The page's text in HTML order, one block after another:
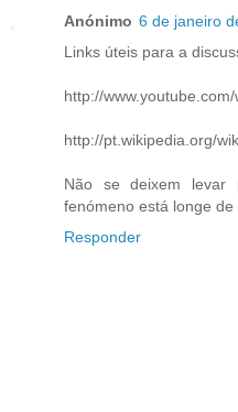
Anónimo 6 de janeiro
Links úteis para a
http://
http://pt.wikipedia.org/
Não se deixem levar
fenómeno está longe
Responder